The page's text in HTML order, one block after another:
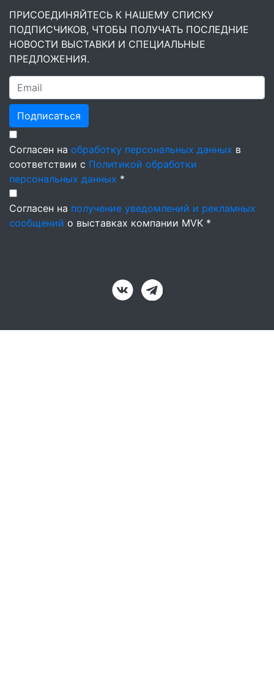
ПРИСОЕДИНЯЙТЕСЬ К НАШЕМУ СПИСКУ
ПОДПИСЧИКОВ, ЧТОБЫ ПОЛУЧАТЬ ПОСЛЕДНИЕ
НОВОСТИ ВЫСТАВКИ И СПЕЦИАЛЬНЫЕ
ПРЕДЛОЖЕНИЯ.
Подписаться
Согласен на обработку персональных данных в
соответствии с Политикой обработки
персональных данных *
Согласен на получение уведомлений и рекламных
сообщений о выставках компании MVK *